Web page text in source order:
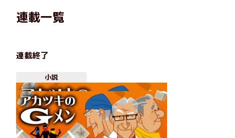
連載一覧
連載終了
小説